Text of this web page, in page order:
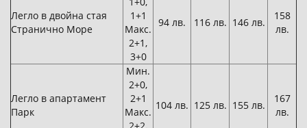
Легло в двойна стая
Странично Море
1+1
Макс.
2+1,
3+0
94 лв. 116 лв. 146 лв.
158
лв.
Легло в апартамент
Парк
Мин.
2+0,
2+1
Макс.
104 лв. 125 лв. 155 лв.
167
лв.